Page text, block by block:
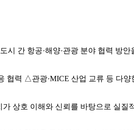
간 항공·해양·관광 분야 협력 방안
협력 △관광·MICE 산업 교류 등 다양
상호 이해와 신뢰를 바탕으로 실질